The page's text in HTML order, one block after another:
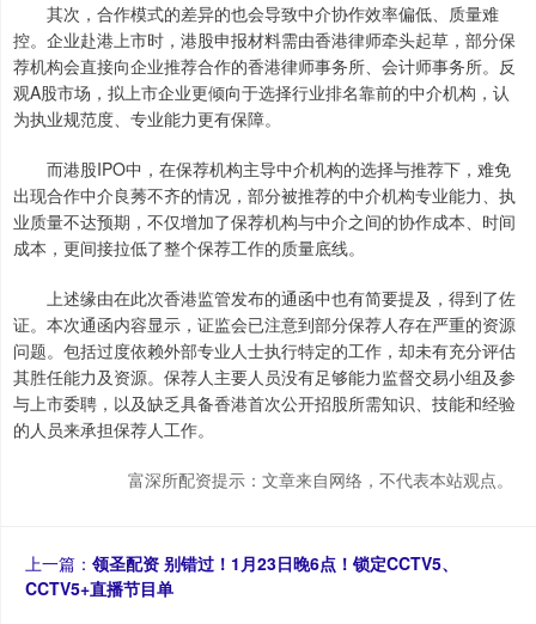
其次，合作模式的差异的也会导致中介协作效率偏低、质量难
控。企业赴港上市时，港股申报材料需由香港律师牵头起草，部分保
荐机构会直接向企业推荐合作的香港律师事务所、会计师事务所。反
观A股市场，拟上市企业更倾向于选择行业排名靠前的中介机构，认
为执业规范度、专业能力更有保障。
而港股IPO中，在保荐机构主导中介机构的选择与推荐下，难免
出现合作中介良莠不齐的情况，部分被推荐的中介机构专业能力、执
业质量不达预期，不仅增加了保荐机构与中介之间的协作成本、时间
成本，更间接拉低了整个保荐工作的质量底线。
上述缘由在此次香港监管发布的通函中也有简要提及，得到了佐
证。本次通函内容显示，证监会已注意到部分保荐人存在严重的资源
问题。包括过度依赖外部专业人士执行特定的工作，却未有充分评估
其胜任能力及资源。保荐人主要人员没有足够能力监督交易小组及参
与上市委聘，以及缺乏具备香港首次公开招股所需知识、技能和经验
的人员来承担保荐人工作。
富深所配资提示：文章来自网络，不代表本站观点。
上一篇： 领圣配资 别错过！1月23日晚6点！锁定CCTV5、
CCTV5+直播节目单